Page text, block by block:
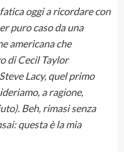
oggi a ricordare con
puro caso da una
americana che
di Cecil Taylor
Lacy, quel primo
a ragione,
Beh, rimasi senza
questa è la mia